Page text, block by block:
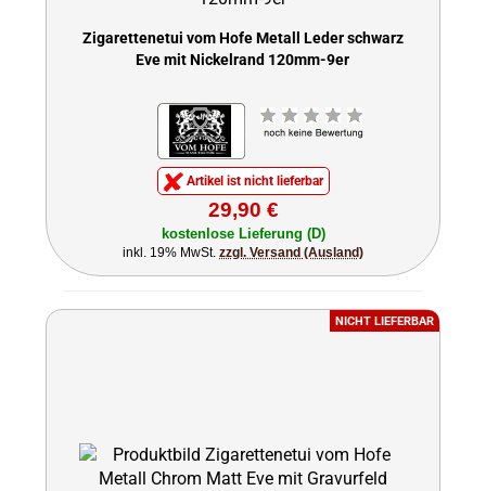
Zigarettenetui vom Hofe Metall Leder schwarz
Eve mit Nickelrand 120mm-9er
Artikel ist nicht lieferbar
29,90 €
kostenlose Lieferung (D)
inkl. 19% MwSt. zzgl. Versand (Ausland)
NICHT LIEFERBAR